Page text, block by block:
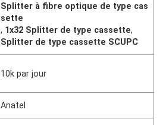
Splitter à fibre optique de type cas
sette
, 1x32 Splitter de type cassette,
Splitter de type cassette SCUPC
10k par jour
Anatel